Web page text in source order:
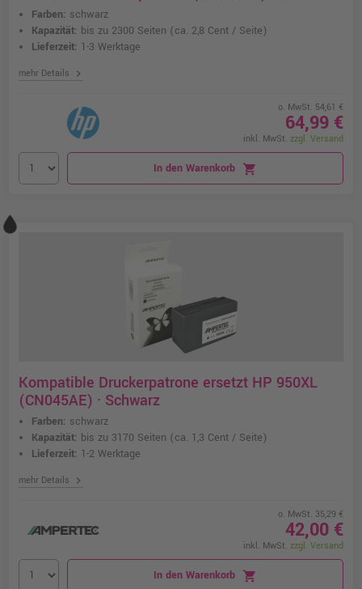
Farben: schwarz
Kapazität: bis zu 2300 Seiten (ca. 2,8 Cent / Seite)
Lieferzeit: 1-3 Werktage
mehr Details chevron_right
o. MwSt. 54,61 €
64,99 €
inkl. MwSt. zzgl. Versand
In den Warenkorb shopping_cart
Kompatible Druckerpatrone ersetzt HP 950XL
(CN045AE) · Schwarz
Farben: schwarz
Kapazität: bis zu 3170 Seiten (ca. 1,3 Cent / Seite)
Lieferzeit: 1-2 Werktage
mehr Details chevron_right
o. MwSt. 35,29 €
42,00 €
inkl. MwSt. zzgl. Versand
In den Warenkorb shopping_cart